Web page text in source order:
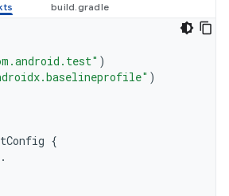
)
)
{